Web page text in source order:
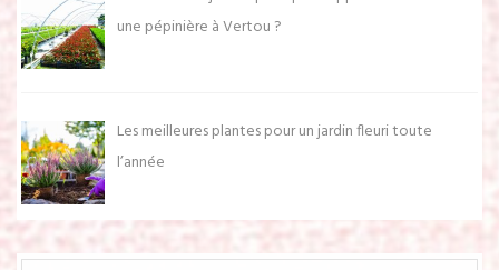
une pépinière à Vertou ?
Les meilleures plantes pour un jardin fleuri toute
l’année